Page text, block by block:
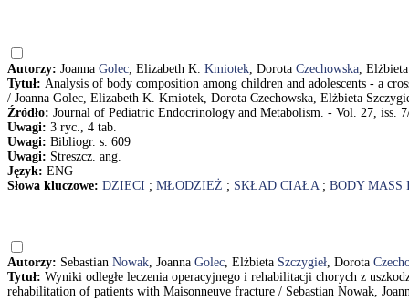
Autorzy: Joanna Golec, Elizabeth K. Kmiotek, Dorota Czechowska,
Tytuł: Analysis of body composition among children and adolescents - a
/ Joanna Golec, Elizabeth K. Kmiotek, Dorota Czechowska, Elżbieta
Źródło: Journal of Pediatric Endocrinology and Metabolism. - Vol. 27, iss.
Uwagi: 3 ryc., 4 tab.
Uwagi: Bibliogr. s. 609
Uwagi: Streszcz. ang.
Język: ENG
Słowa kluczowe: DZIECI ; MŁODZIEŻ ; SKŁAD CIAŁA; BODY MASS
Autorzy: Sebastian Nowak, Joanna Golec, Elżbieta Szczygieł, Dorota
Tytuł: Wyniki odległe leczenia operacyjnego i rehabilitacji chorych z
rehabilitation of patients with Maisonneuve fracture / Sebastian Nowak,